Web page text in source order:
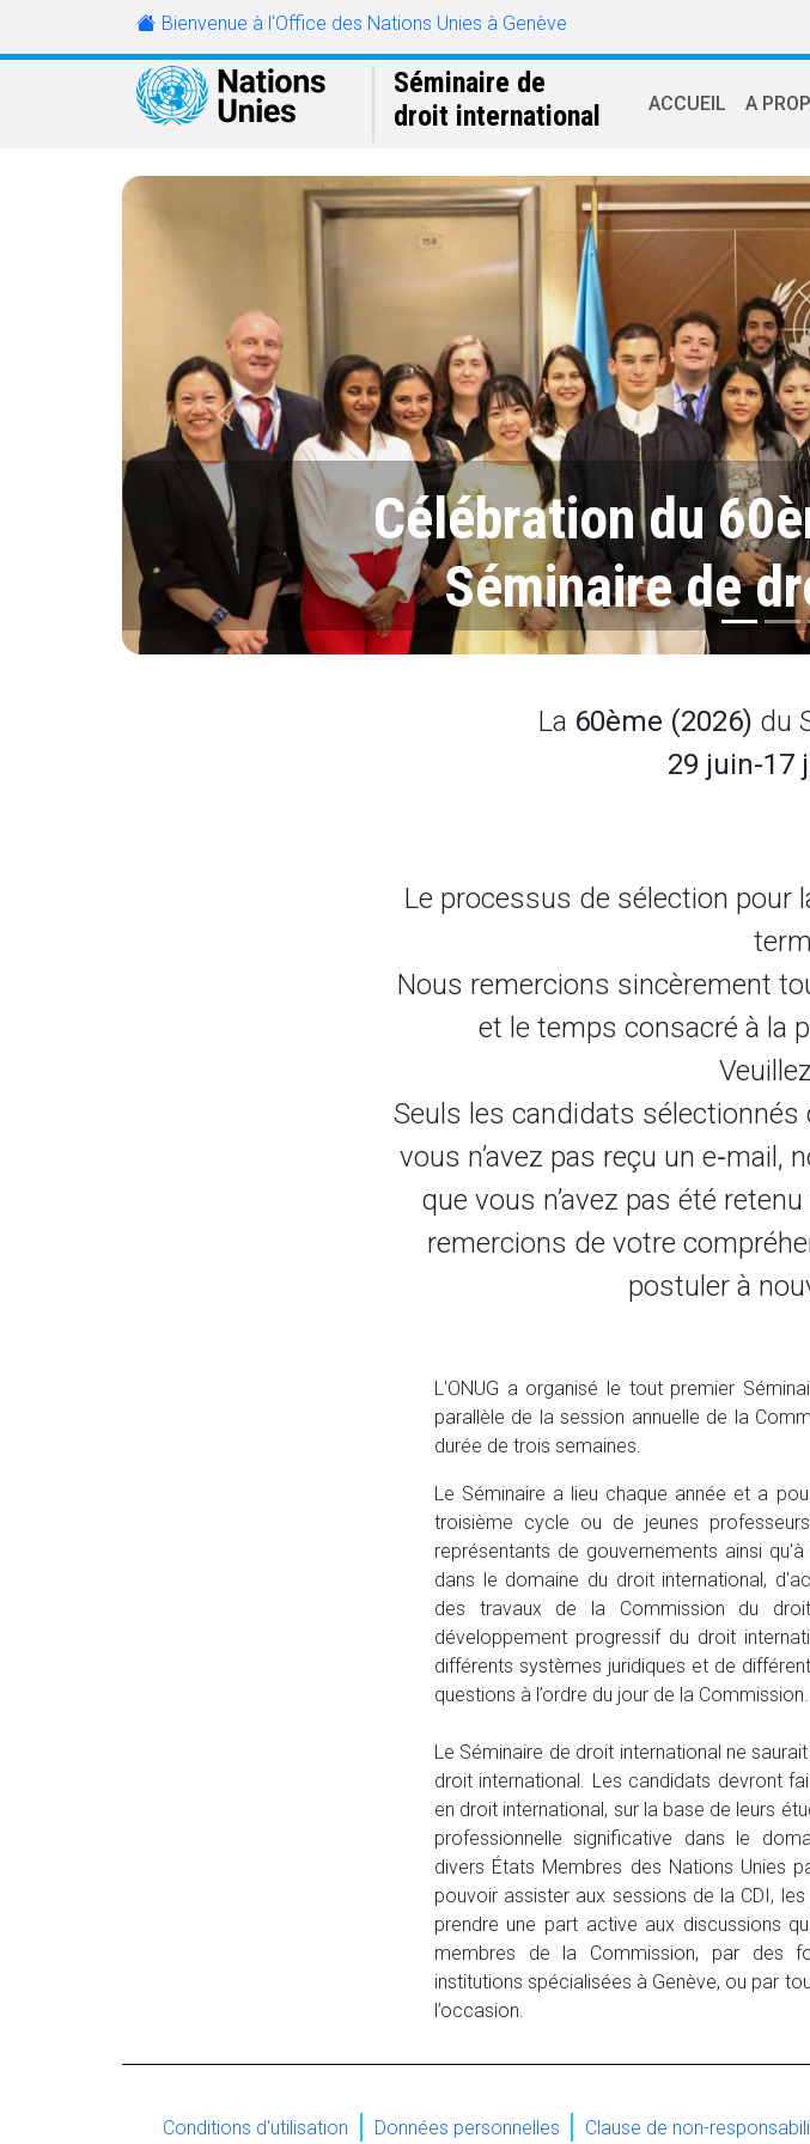
Skip to main content
URLBienvenue à l'Office des Nations Unies à Genève
Séminaire de
droit international
ACCUEIL A
Célébration du
Séminaire de
Précédent
La 60ème (2026) du
29 juin-17
Le processus de sélection pour
Nous remercions sincèrement
et le temps consacré à la
Seuls les candidats
vous n’avez pas reçu un
que vous n’avez pas été
remercions de votre
postuler à
L'ONUG a organisé le tout premier
parallèle de la session annuelle de la
durée de trois semaines.
Le Séminaire a lieu chaque année et a
troisième cycle ou de jeunes
représentants de gouvernements ainsi
dans le domaine du droit international,
des travaux de la Commission du
développement progressif du droit
différents systèmes juridiques et de
questions à l’ordre du jour de la Commission.
Le Séminaire de droit international ne
droit international. Les candidats devront
en droit international, sur la base de leurs
professionnelle significative dans le
divers États Membres des Nations Unies
pouvoir assister aux sessions de la CDI,
prendre une part active aux discussions
membres de la Commission, par des
institutions spécialisées à Genève, ou par
l’occasion.
Conditions d'utilisation Données personnelles Clause de non-